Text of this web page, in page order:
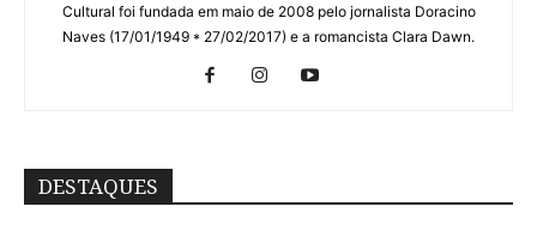
Cultural foi fundada em maio de 2008 pelo jornalista Doracino
Naves (17/01/1949 * 27/02/2017) e a romancista Clara Dawn.
DESTAQUES